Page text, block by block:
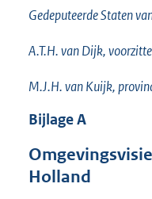
Gedeputeerde Staten
A.T.H. van Dijk,
M.J.H. van Kuijk,
BijlageA
Holland